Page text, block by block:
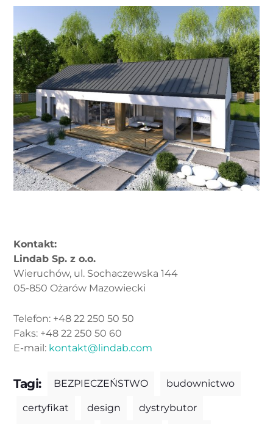
Kontakt:
Lindab Sp. z o.o.
Wieruchów, ul. Sochaczewska 144
05-850 Ożarów Mazowiecki
Telefon: +48 22 250 50 50
Faks: +48 22 250 50 60
E-mail: kontakt@lindab.com
Tagi: BEZPIECZEŃSTWO budownictwo
certyfikat design dystrybutor